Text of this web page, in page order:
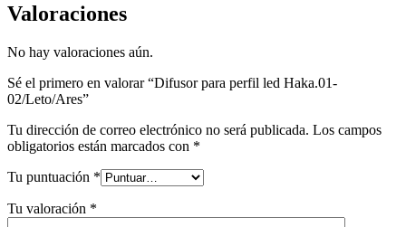
Valoraciones
No hay valoraciones aún.
Sé el primero en valorar “Difusor para perfil led Haka.01-
02/Leto/Ares”
Tu dirección de correo electrónico no será publicada. Los campos
obligatorios están marcados con *
Tu puntuación *
Tu valoración *